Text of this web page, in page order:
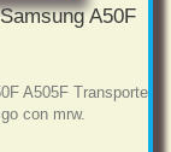
A50F
A505F Transporte
con mrw.